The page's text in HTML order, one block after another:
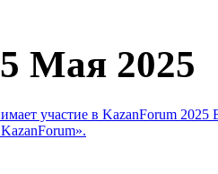
Мая 2025
участие в KazanForum